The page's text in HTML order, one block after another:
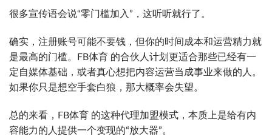
很多宣传语会说“零门槛加入”，这听听就行了。
确实，注册账号可能不要钱，但你的时间成本和运营精力就
是最高的门槛。FB体育 的合伙人计划更适合那些已经有一
定自媒体基础，或者真心想把内容运营当成事业来做的人。
如果你只是想空手套白狼，那大概率会失望。
总的来看，FB体育 的这种代理加盟模式，本质上是给有内
容能力的人提供一个变现的“放大器”。